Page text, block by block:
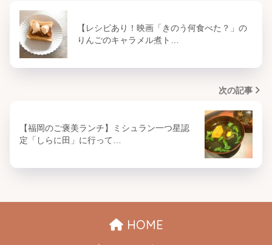
【レシピあり！映画「きのう何食べた？」の
りんごのキャラメル煮ト…
次の記事
【福岡のご褒美ランチ】ミシュラン一つ星認
定「しらに田」に行って…
HOME